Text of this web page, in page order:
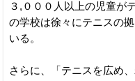
３,０００人以上の児童が
の学校は徐々にテニスの
いる。
さらに、「テニスを広め